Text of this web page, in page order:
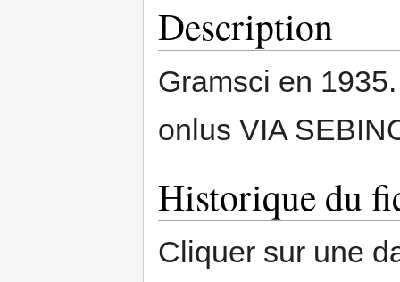
Description
Gramsci en
onlus VIA
Historique du
Cliquer sur une